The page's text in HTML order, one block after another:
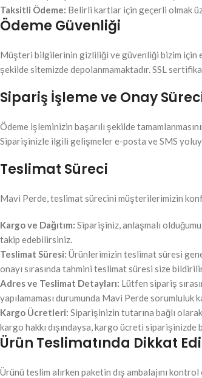
Taksitli Ödeme: Belirli kartlar için geçerli olmak
Ödeme Güvenliği
Müşteri bilgilerinin gizliliği ve güvenliği bizim için
şekilde sitemizde depolanmamaktadır. SSL
Sipariş İşleme ve Onay
Ödeme işleminizin başarılı şekilde
Siparişinizle ilgili gelişmeler e-posta ve SMS
Teslimat Süreci
Mavi Perde, teslimat sürecini müşterilerimizin
Kargo ve Dağıtım: Siparişiniz, anlaşmalı
takip edebilirsiniz.
Teslimat Süresi: Ürünlerimizin teslimat süresi
onayı sırasında tahmini teslimat süresi size
Adres ve Teslimat Detayları: Lütfen sipariş
yapılamaması durumunda Mavi Perde sorumluluk
Kargo Ücretleri: Siparişinizin tutarına bağlı
kargo hakkı dışındaysa, kargo ücreti siparişinizde
Ürün Teslimatında Dikkat
Ürünü teslim alırken paketin dış ambalajını